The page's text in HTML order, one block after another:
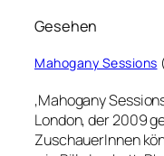
Gesehen
Mahogany Sessions (
‚Mahogany
London, der 2009
ZuschauerInnen